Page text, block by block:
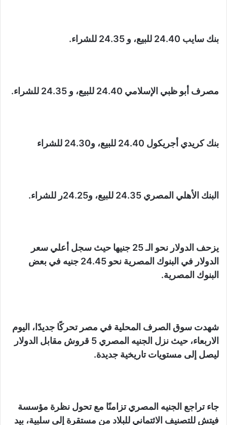
بنك سايب 24.40 للبيع، و 24.35 للشراء.
مصرف أبو ظبي الإسلامي 24.40 للبيع، و 24.35 للشراء.
بنك كريدي أجريكول 24.40 للبيع، و24.30 للشراء
البنك الأهلي المصري 24.35 للبيع، و24.25ر للشراء.
يزحف الدولار نحو الـ 25 جنيها حيث سجل أعلي سعر
الدولار في البنوك المصرية نحو 24.45 جنيه في بعض
البنوك المصرية.
شهدت سوق الصرف المحلية في مصر تحركًا جديدًا، اليوم
الاربعاء، حيث نزل الجنيه المصري 5 قروش مقابل الدولار
ليصل إلى مستويات تاريخية جديدة.
جاء تراجع الجنيه المصري تزامنًا مع تحول نظرة مؤسسة
فيتش للتصنيف الائتماني للبلاد من مستقرة إلى سلبية، بيد